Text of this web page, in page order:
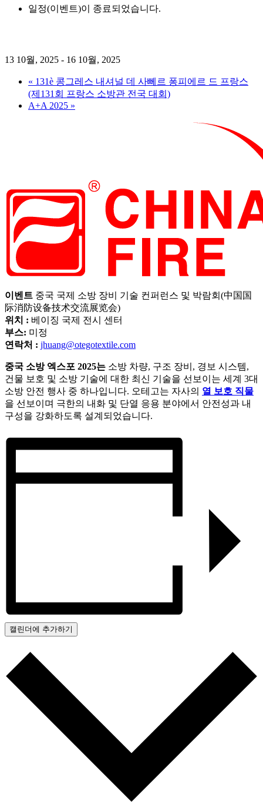
일정(이벤트)이 종료되었습니다.
13 10월, 2025 - 16 10월, 2025
« 131è 콩그레스 내셔널 데 사뻬르 퐁피에르 드 프랑스
(제131회 프랑스 소방관 전국 대회)
A+A 2025 »
이벤트 중국 국제 소방 장비 기술 컨퍼런스 및 박람회(中国国
际消防设备技术交流展览会)
위치 : 베이징 국제 전시 센터
부스: 미정
연락처 : jhuang@otegotextile.com
중국 소방 엑스포 2025는 소방 차량, 구조 장비, 경보 시스템,
건물 보호 및 소방 기술에 대한 최신 기술을 선보이는 세계 3대
소방 안전 행사 중 하나입니다. 오테고는 자사의 열 보호 직물
을 선보이며 극한의 내화 및 단열 응용 분야에서 안전성과 내
구성을 강화하도록 설계되었습니다.
캘린더에 추가하기